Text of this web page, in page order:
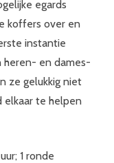
egards
koffers over en
instantie
heren- en dames-
ze gelukkig niet
elkaar te helpen
1 ronde